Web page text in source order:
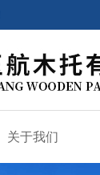
关于我们